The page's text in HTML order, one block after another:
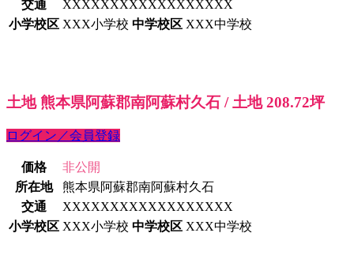
交通
XXXXXXXXXXXXXXXXXX
小学校区 XXX小学校 中学校区 XXX中学校
土地 熊本県阿蘇郡南阿蘇村久石 / 土地 208.72坪
ログイン／会員登録
価格
非公開
所在地
熊本県阿蘇郡南阿蘇村久石
交通
XXXXXXXXXXXXXXXXXX
小学校区 XXX小学校 中学校区 XXX中学校